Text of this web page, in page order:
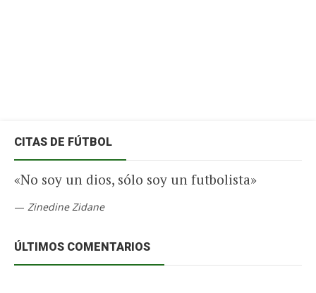
CITAS DE FÚTBOL
«No soy un dios, sólo soy un futbolista»
— Zinedine Zidane
ÚLTIMOS COMENTARIOS